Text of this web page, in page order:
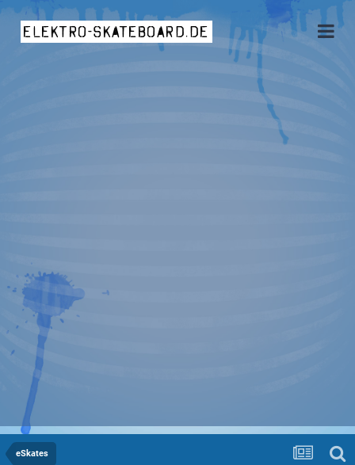
elektro-skateboard.de
eSkates